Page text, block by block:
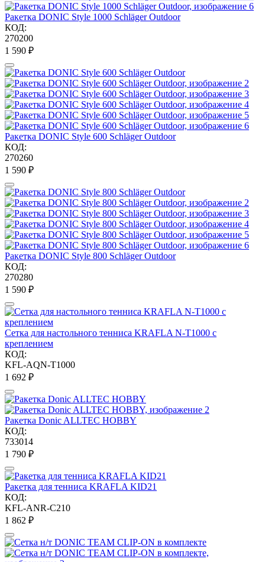
Ракетка DONIC Style 1000 Schläger Outdoor
КОД:
270200
1 590 ₽
Ракетка DONIC Style 600 Schläger Outdoor
КОД:
270260
1 590 ₽
Ракетка DONIC Style 800 Schläger Outdoor
КОД:
270280
1 590 ₽
Сетка для настольного тенниса KRAFLA N-T1000 с
креплением
КОД:
KFL-AQN-T1000
1 692 ₽
Ракетка Donic ALLTEC HOBBY
КОД:
733014
1 790 ₽
Ракетка для тенниса KRAFLA KID21
КОД:
KFL-ANR-C210
1 862 ₽